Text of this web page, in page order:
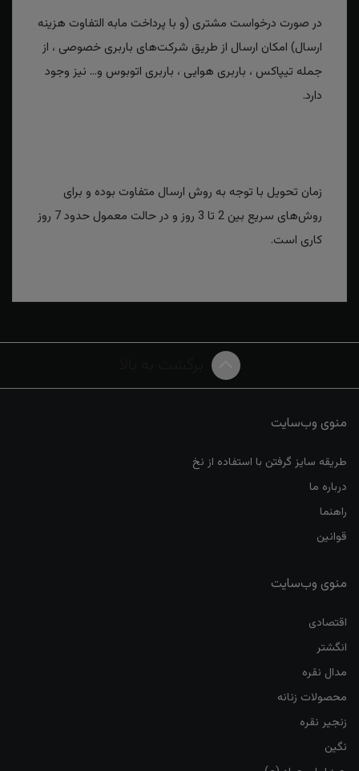
در صورت درخواست مشتری (و با پرداخت مابه التفاوت هزینه
ارسال) امکان ارسال از طریق شرکت‌های باربری خصوصی ، از
جمله تیپاکس ، باربری هوایی ، باربری اتوبوس و... نیز وجود
دارد.
زمان تحویل با توجه به روش ارسال متفاوت بوده و برای
روش‌های سریع بین 2 تا 3 روز و در حالت معمول حدود 7 روز
کاری است.
منوی وب‌سایت
طریقه سایز گرفتن با استفاده از نخ
درباره ما
راهنما
قوانین
منوی وب‌سایت
اقتصادی
انگشتر
مدال نقره
محصولات زنانه
زنجیر نقره
نگین